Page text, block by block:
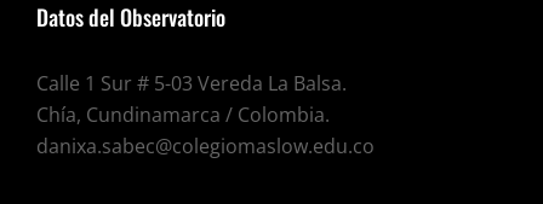
Datos del Observatorio
Calle 1 Sur # 5-03 Vereda La Balsa.
Chía, Cundinamarca / Colombia.
danixa.sabec@colegiomaslow.edu.co